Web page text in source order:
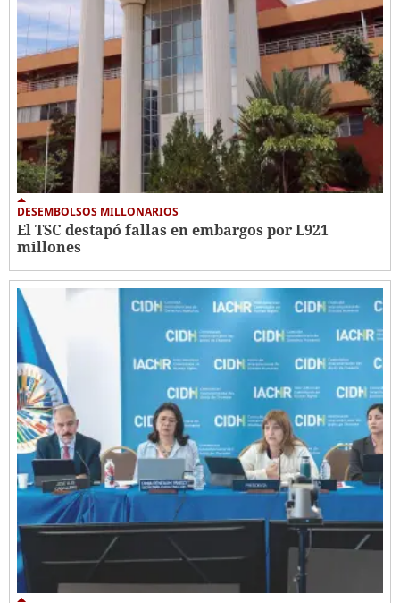
DESEMBOLSOS MILLONARIOS
El TSC destapó fallas en embargos por L921
millones